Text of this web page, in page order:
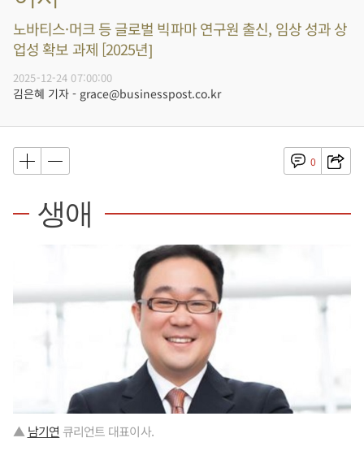
노바티스·머크 등 글로벌 빅파마 연구원 출신, 임상 성과 상
업성 확보 과제 [2025년]
2025-12-24 07:00:00
김은혜 기자 - grace@businesspost.co.kr
0
생애
▲ 남기연 큐리언트 대표이사.